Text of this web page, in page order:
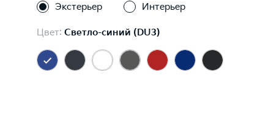
Экстерьер Интерьер
Цвет: Светло-синий (DU3)